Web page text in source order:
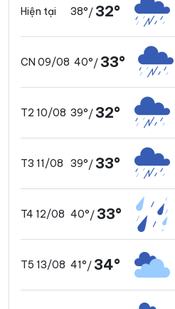
Hiện tại 38°/ 32°
CN 09/08 40°/ 33°
T2 10/08 39°/ 32°
T3 11/08 39°/ 33°
T4 12/08 40°/ 33°
T5 13/08 41°/ 34°